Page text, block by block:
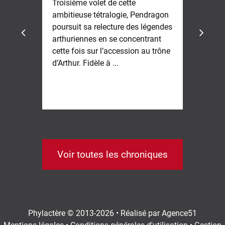
Troisième volet de cette
ambitieuse tétralogie, Pendragon
poursuit sa relecture des légendes
arthuriennes en se concentrant
cette fois sur l’accession au trône
d’Arthur. Fidèle à ...
Voir toutes les chroniques
Phylactère © 2013-2026 • Réalisé parAgence51